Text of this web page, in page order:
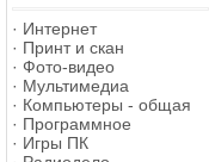
· Интернет
· Принт и скан
· Фото-видео
· Мультимедиа
· Компьютеры - общая
· Программное
· Игры ПК